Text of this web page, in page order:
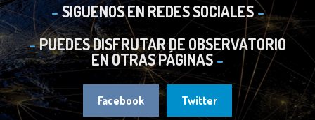
SIGUENOS EN REDES SOCIALES
PUEDES DISFRUTAR DE OBSERVATORIO
EN OTRAS PÁGINAS
Facebook Twitter